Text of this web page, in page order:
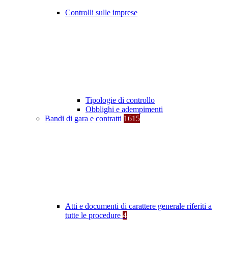
Controlli sulle imprese
Tipologie di controllo
Obblighi e adempimenti
Bandi di gara e contratti 1615
Atti e documenti di carattere generale riferiti a
tutte le procedure 4